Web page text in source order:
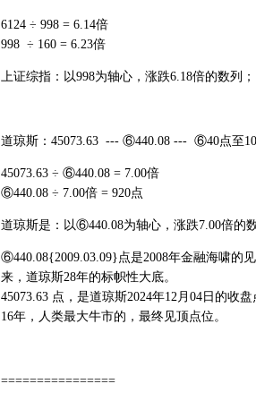
6124 ÷ 998 = 6.14倍
998 ÷ 160 = 6.23倍
上证综指：以998为轴心，涨跌6.18倍的数列；
道琼斯：45073.63 --- ⑥440.08 --- ⑥40点至
45073.63 ÷ ⑥440.08 = 7.00倍
⑥440.08 ÷ 7.00倍 = 920点
道琼斯是：以⑥440.08为轴心，涨跌7.00倍的
⑥440.08{2009.03.09}点是2008年金融海啸的
来，道琼斯28年的标帜性大底。
45073.63 点，是道琼斯2024年12月04日的收
16年，人类最大牛市的，最终见顶点位。
================